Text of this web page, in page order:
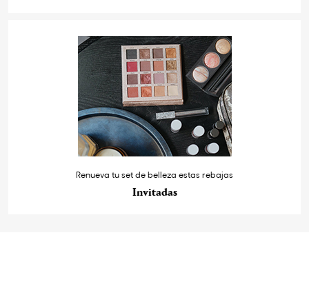
Renueva tu set de belleza estas rebajas
Invitadas